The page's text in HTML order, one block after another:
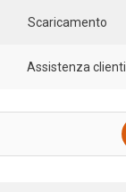
Scaricamento
Assistenza clienti